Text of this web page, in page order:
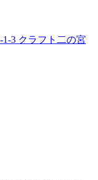
3 クラフト二の宮